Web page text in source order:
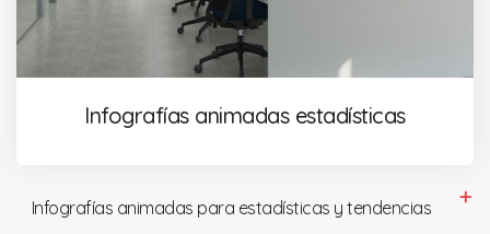
Infografías animadas estadísticas
Infografías animadas para estadísticas y tendencias